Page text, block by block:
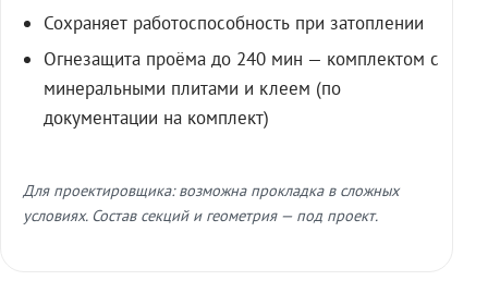
Сохраняет работоспособность при затоплении
Огнезащита проёма до 240 мин — комплектом с
минеральными плитами и клеем (по
документации на комплект)
Для проектировщика: возможна прокладка в сложных
условиях. Состав секций и геометрия — под проект.